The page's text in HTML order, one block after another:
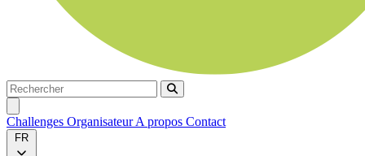
Rechercher
Rechercher
Challenges OrganisateurA propos Contact
FR